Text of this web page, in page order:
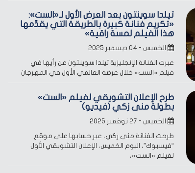
تيلدا سوينتون بعد العرض الأول لـ«الست»:
«تكريم فنانة كبيرة بالطريقة التي يقدّمها
هذا الفيلم لمسة راقية»
الخميس - ٠٤ ديسمبر ٢٠٢٥
عبرت الفنانة الإنجليزية تيلدا سوينتون عن رأيها في
فيلم «الست» خلال عرضه العالمي الأول في المهرجان
طرح الإعلان التشويقي لفيلم «الست»
بطولة منى زكي (فيديو)
الخميس - ٢٧ نوفمبر ٢٠٢٥
طرحت الفنانة منى زكي، عبر حسابها على موقع
“فيسبوك”، اليوم الخميس، الإعلان التشويقي الأول
لفيلم «الست»،